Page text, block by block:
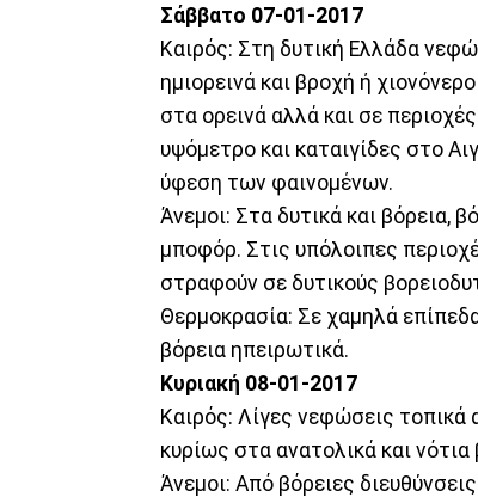
Σάββατο 07-01-2017
Καιρός: Στη δυτική Ελλάδα
ημιορεινά και βροχή ή
στα ορεινά αλλά και σε
υψόμετρο και καταιγίδες στο
ύφεση των φαινομένων.
Άνεμοι: Στα δυτικά και βόρεια,
μποφόρ. Στις υπόλοιπες
στραφούν σε δυτικούς
Θερμοκρασία: Σε χαμηλά
βόρεια ηπειρωτικά.
Κυριακή 08-01-2017
Καιρός: Λίγες νεφώσεις τοπικά
κυρίως στα ανατολικά και
Άνεμοι: Από βόρειες